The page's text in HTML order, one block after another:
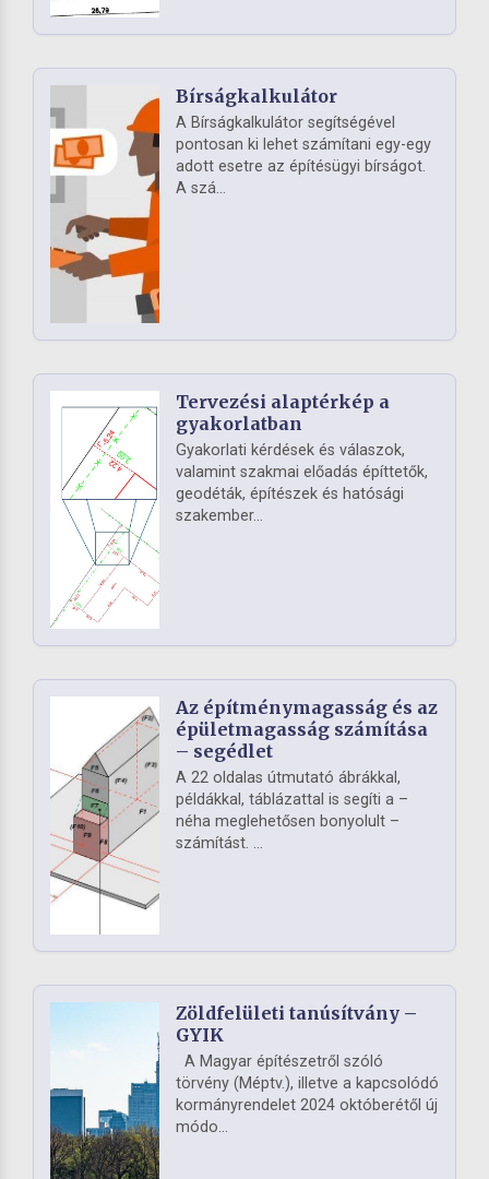
Bírságkalkulátor
A Bírságkalkulátor segítségével
pontosan ki lehet számítani egy-egy
adott esetre az építésügyi bírságot.
A szá...
Tervezési alaptérkép a
gyakorlatban
Gyakorlati kérdések és válaszok,
valamint szakmai előadás építtetők,
geodéták, építészek és hatósági
szakember...
Az építménymagasság és az
épületmagasság számítása
– segédlet
A 22 oldalas útmutató ábrákkal,
példákkal, táblázattal is segíti a –
néha meglehetősen bonyolult –
számítást. ...
Zöldfelületi tanúsítvány –
GYIK
A Magyar építészetről szóló
törvény (Méptv.), illetve a kapcsolódó
kormányrendelet 2024 októberétől új
módo...